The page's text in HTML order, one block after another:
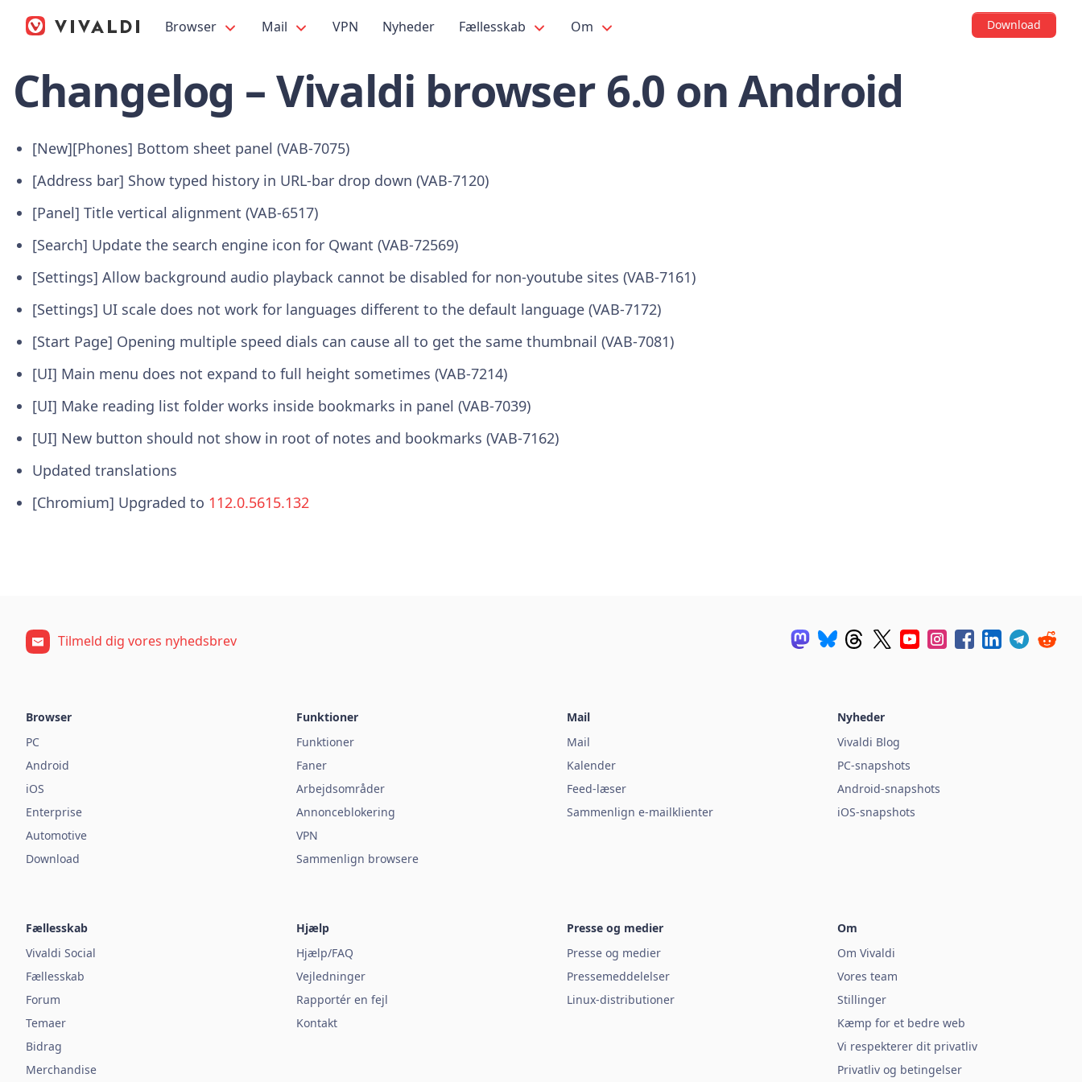
Browser Mail VPN Nyheder Fællesskab Om Download
Changelog – Vivaldi browser 6.0 on Android
[New][Phones] Bottom sheet panel (VAB-7075)
[Address bar] Show typed history in URL-bar drop down (VAB-7120)
[Panel] Title vertical alignment (VAB-6517)
[Search] Update the search engine icon for Qwant (VAB-72569)
[Settings] Allow background audio playback cannot be disabled for non-youtube sites (VAB-7161)
[Settings] UI scale does not work for languages different to the default language (VAB-7172)
[Start Page] Opening multiple speed dials can cause all to get the same thumbnail (VAB-7081)
[UI] Main menu does not expand to full height sometimes (VAB-7214)
[UI] Make reading list folder works inside bookmarks in panel (VAB-7039)
[UI] New button should not show in root of notes and bookmarks (VAB-7162)
Updated translations
[Chromium] Upgraded to 112.0.5615.132
Tilmeld dig vores nyhedsbrev
Browser
PC
Android
iOS
Enterprise
Automotive
Download
Funktioner
Funktioner
Faner
Arbejdsområder
Annonceblokering
VPN
Sammenlign browsere
Mail
Mail
Kalender
Feed-læser
Sammenlign e-mailklienter
Nyheder
Vivaldi Blog
PC-snapshots
Android-snapshots
iOS-snapshots
Fællesskab
Vivaldi Social
Fællesskab
Forum
Temaer
Bidrag
Merchandise
Hjælp
Hjælp/FAQ
Vejledninger
Rapportér en fejl
Kontakt
Presse og medier
Presse og medier
Pressemeddelelser
Linux-distributioner
Om
Om Vivaldi
Vores team
Stillinger
Kæmp for et bedre web
Vi respekterer dit privatliv
Privatliv og betingelser